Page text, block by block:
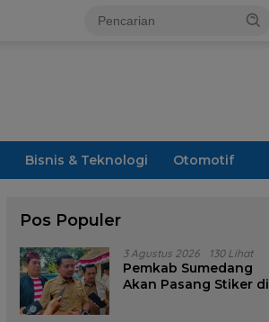
Bisnis & Teknologi Otomotif
Pos Populer
3 Agustus 2026 130 Lihat
Pemkab Sumedang
Akan Pasang Stiker di